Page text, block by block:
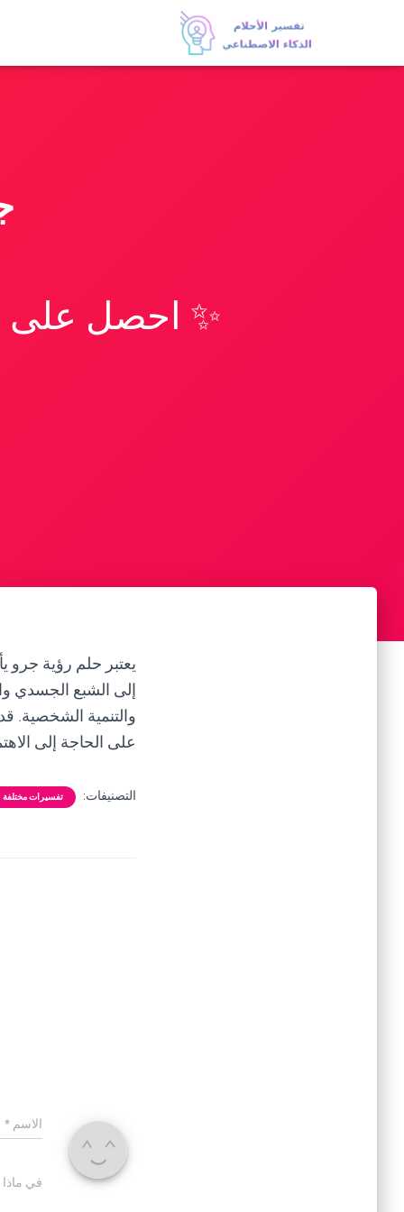
✨ احصل على
يعتبر حلم رؤية جرو
إلى الشبع الجسدي
والتنمية الشخصية.
على الحاجة إلى
التصنيفات: تفسيرات مختلفة
الاسم *
في